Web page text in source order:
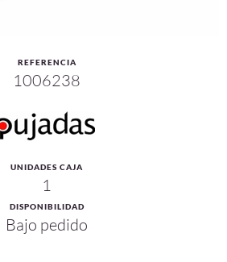
REFERENCIA
1006238
UNIDADES CAJA
1
DISPONIBILIDAD
Bajo pedido